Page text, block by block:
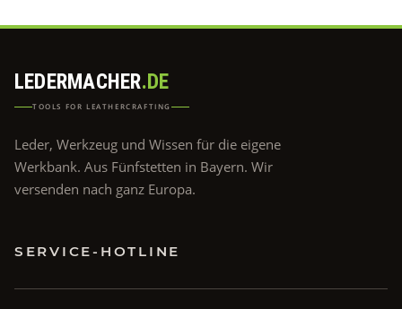
LEDERMACHER.DE
TOOLS FOR LEATHERCRAFTING
Leder, Werkzeug und Wissen für die eigene
Werkbank. Aus Fünfstetten in Bayern. Wir
versenden nach ganz Europa.
SERVICE-HOTLINE